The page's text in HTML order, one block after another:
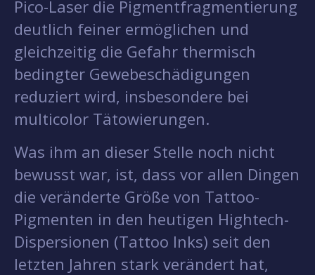
Pico-Laser die Pigmentfragmentierung
deutlich feiner ermöglichen und
gleichzeitig die Gefahr thermisch
bedingter Gewebeschädigungen
reduziert wird, insbesondere bei
multicolor Tätowierungen.
Was ihm an dieser Stelle noch nicht
bewusst war, ist, dass vor allen Dingen
die veränderte Größe von Tattoo-
Pigmenten in den heutigen Hightech-
Dispersionen (Tattoo Inks) seit den
letzten Jahren stark verändert hat,